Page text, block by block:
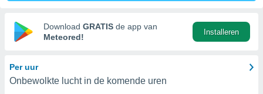
op basis
Download GRATIS de app van
Meteored!
Installeren
Per uur
Onbewolkte lucht in de komende uren